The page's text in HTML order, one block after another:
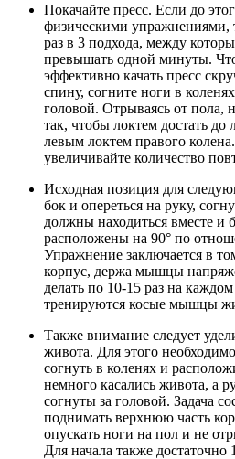
Покачайте пресс. Если до
физическими упражнениями,
раз в 3 подхода, между
превышать одной минуты.
эффективно качать пресс
спину, согните ноги в
головой. Отрываясь от пола,
так, чтобы локтем достать до
левым локтем правого
увеличивайте количество
Исходная позиция для
бок и опереться на руку,
должны находиться вместе и
расположены на 90° по
Упражнение заключается в
корпус, держа мышцы
делать по 10-15 раз на
тренируются косые мышцы
Также внимание следует
живота. Для этого
согнуть в коленях и
немного касались живота, а
согнуты за головой. Задача
поднимать верхнюю часть
опускать ноги на пол и не
Для начала также достаточно